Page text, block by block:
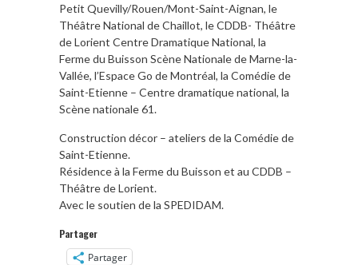
Petit Quevilly/Rouen/Mont-Saint-Aignan, le
Théâtre National de Chaillot, le CDDB- Théâtre
de Lorient Centre Dramatique National, la
Ferme du Buisson Scène Nationale de Marne-la-
Vallée, l’Espace Go de Montréal, la Comédie de
Saint-Etienne – Centre dramatique national, la
Scène nationale 61.
Construction décor – ateliers de la Comédie de
Saint-Etienne.
Résidence à la Ferme du Buisson et au CDDB –
Théâtre de Lorient.
Avec le soutien de la SPEDIDAM.
Partager
Partager